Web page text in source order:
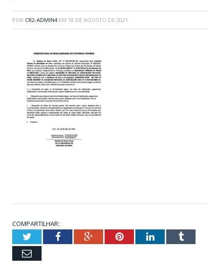
POR CR2-ADMIN4 EM 18 DE AGOSTO DE 2021
COMPARTILHAR:
TwitterFacebookGoogle+PinterestLinkedInTumblr
Email